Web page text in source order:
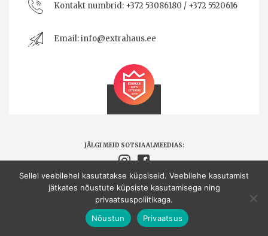
Kontakt numbrid: +372 53086180 / +372 5520616
Email:info@extrahaus.ee
Extrahaus OÜ © Kõik õigused kaitstud.
JÄLGI MEID SOTSIAALMEEDIAS:
Made byCAMO
Sellel veebilehel kasutatakse küpsiseid. Veebilehe kasutamist
jätkates nõustute küpsiste kasutamisega ning
privaatsuspoliitikaga.
Nõustun
Privaatsus